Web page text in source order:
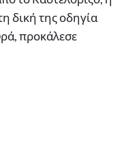
δική της οδηγία
προκάλεσε